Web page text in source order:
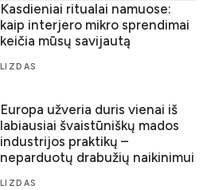
Kasdieniai ritualai namuose:
kaip interjero mikro sprendimai
keičia mūsų savijautą
LIZDAS
Europa užveria duris vienai iš
labiausiai švaistūniškų mados
industrijos praktikų –
neparduotų drabužių naikinimui
LIZDAS